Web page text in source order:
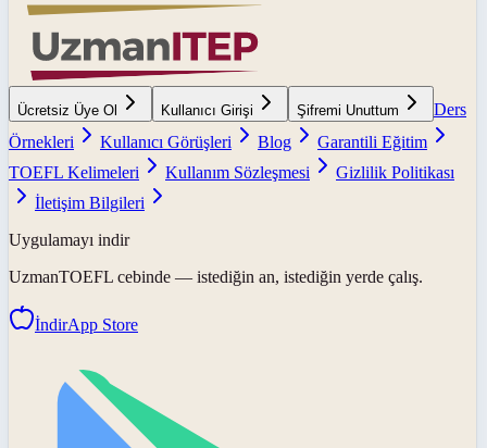
Ücretsiz Üye Ol Kullanıcı Girişi Şifremi Unuttum
Ders
Örnekleri
Kullanıcı Görüşleri Blog
Garantili Eğitim
TOEFL Kelimeleri
Kullanım Sözleşmesi
Gizlilik Politikası
İletişim Bilgileri
Uygulamayı indir
UzmanTOEFL cebinde — istediğin an, istediğin yerde çalış.
İndirApp Store